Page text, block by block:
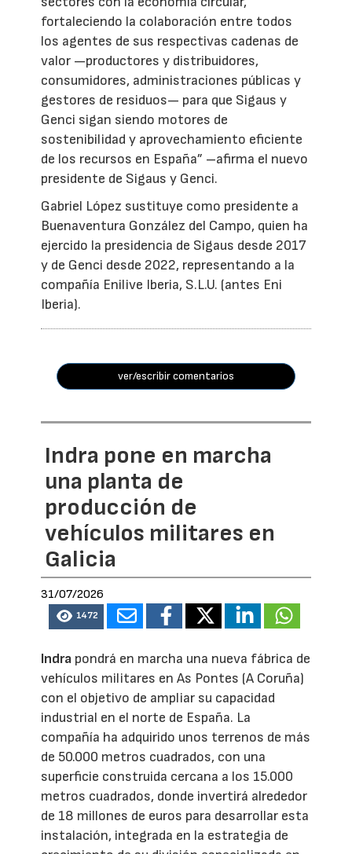
fortaleciendo la colaboración entre todos
los agentes de sus respectivas cadenas de
valor —productores y distribuidores,
consumidores, administraciones públicas y
gestores de residuos— para que Sigaus y
Genci sigan siendo motores de
sostenibilidad y aprovechamiento eficiente
de los recursos en España” –afirma el nuevo
presidente de Sigaus y Genci.
Gabriel López sustituye como presidente a
Buenaventura González del Campo, quien ha
ejercido la presidencia de Sigaus desde 2017
y de Genci desde 2022, representando a la
compañía Enilive Iberia, S.L.U. (antes Eni
Iberia).
ver/escribir comentarios
Indra pone en marcha
una planta de
producción de
vehículos militares en
Galicia
31/07/2026
1472
Indra pondrá en marcha una nueva fábrica de
vehículos militares en As Pontes (A Coruña)
con el objetivo de ampliar su capacidad
industrial en el norte de España. La
compañía ha adquirido unos terrenos de más
de 50.000 metros cuadrados, con una
superficie construida cercana a los 15.000
metros cuadrados, donde invertirá alrededor
de 18 millones de euros para desarrollar esta
instalación, integrada en la estrategia de